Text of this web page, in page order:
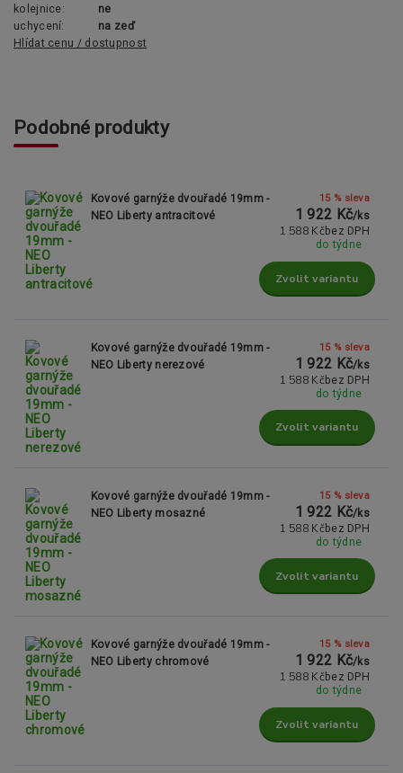
kolejnice:
ne
uchycení:
na zeď
Hlídat cenu / dostupnost
Podobné produkty
Kovové garnýže dvouřadé 19mm -
NEO Liberty antracitové
15 % sleva
1 922 Kč/ks
1 588 Kč bez DPH
do týdne
Zvolit variantu
Kovové garnýže dvouřadé 19mm -
NEO Liberty nerezové
15 % sleva
1 922 Kč/ks
1 588 Kč bez DPH
do týdne
Zvolit variantu
Kovové garnýže dvouřadé 19mm -
NEO Liberty mosazné
15 % sleva
1 922 Kč/ks
1 588 Kč bez DPH
do týdne
Zvolit variantu
Kovové garnýže dvouřadé 19mm -
NEO Liberty chromové
15 % sleva
1 922 Kč/ks
1 588 Kč bez DPH
do týdne
Zvolit variantu